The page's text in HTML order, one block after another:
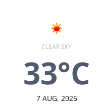
CLEAR SKY
33°C
7 AUG, 2026